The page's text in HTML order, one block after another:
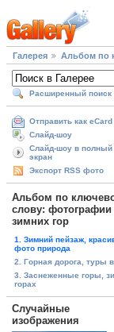
Галерея Альбом по
Расширенный поиск
Отправить как eCard
Слайд-шоу
Слайд-шоу в полный
экран
Экспорт RSS фото
Альбом по
слову: фотографии
зимних гор
1. Зимний пейзаж,
фото природа
2. Горная дорога, туры
3. Заснеженные горы,
горах
Случайные
изображения